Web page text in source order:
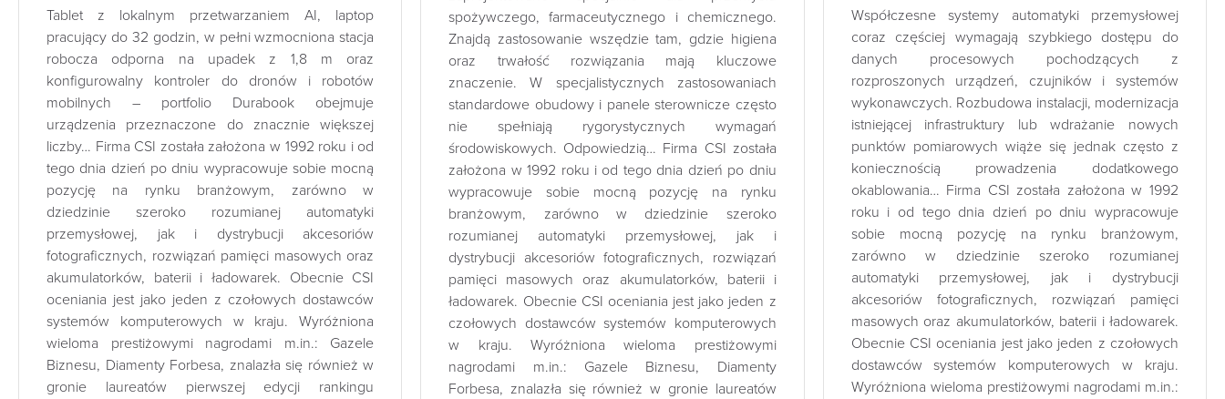
Tablet z lokalnym przetwarzaniem AI, laptop
pracujący do 32 godzin, w pełni wzmocniona stacja
robocza odporna na upadek z 1,8 m oraz
konfigurowalny kontroler do dronów i robotów
mobilnych – portfolio Durabook obejmuje
urządzenia przeznaczone do znacznie większej
liczby… Firma CSI została założona w 1992 roku i od
tego dnia dzień po dniu wypracowuje sobie mocną
pozycję na rynku branżowym, zarówno w
dziedzinie szeroko rozumianej automatyki
przemysłowej, jak i dystrybucji akcesoriów
fotograficznych, rozwiązań pamięci masowych oraz
akumulatorków, baterii i ładowarek. Obecnie CSI
oceniania jest jako jeden z czołowych dostawców
systemów komputerowych w kraju. Wyróżniona
wieloma prestiżowymi nagrodami m.in.: Gazele
Biznesu, Diamenty Forbesa, znalazła się również w
gronie laureatów pierwszej edycji rankingu
spożywczego, farmaceutycznego i chemicznego.
Znajdą zastosowanie wszędzie tam, gdzie higiena
oraz trwałość rozwiązania mają kluczowe
znaczenie. W specjalistycznych zastosowaniach
standardowe obudowy i panele sterownicze często
nie spełniają rygorystycznych wymagań
środowiskowych. Odpowiedzią… Firma CSI została
założona w 1992 roku i od tego dnia dzień po dniu
wypracowuje sobie mocną pozycję na rynku
branżowym, zarówno w dziedzinie szeroko
rozumianej automatyki przemysłowej, jak i
dystrybucji akcesoriów fotograficznych, rozwiązań
pamięci masowych oraz akumulatorków, baterii i
ładowarek. Obecnie CSI oceniania jest jako jeden z
czołowych dostawców systemów komputerowych
w kraju. Wyróżniona wieloma prestiżowymi
nagrodami m.in.: Gazele Biznesu, Diamenty
Forbesa, znalazła się również w gronie laureatów
Współczesne systemy automatyki przemysłowej
coraz częściej wymagają szybkiego dostępu do
danych procesowych pochodzących z
rozproszonych urządzeń, czujników i systemów
wykonawczych. Rozbudowa instalacji, modernizacja
istniejącej infrastruktury lub wdrażanie nowych
punktów pomiarowych wiąże się jednak często z
koniecznością prowadzenia dodatkowego
okablowania… Firma CSI została założona w 1992
roku i od tego dnia dzień po dniu wypracowuje
sobie mocną pozycję na rynku branżowym,
zarówno w dziedzinie szeroko rozumianej
automatyki przemysłowej, jak i dystrybucji
akcesoriów fotograficznych, rozwiązań pamięci
masowych oraz akumulatorków, baterii i ładowarek.
Obecnie CSI oceniania jest jako jeden z czołowych
dostawców systemów komputerowych w kraju.
Wyróżniona wieloma prestiżowymi nagrodami m.in.: